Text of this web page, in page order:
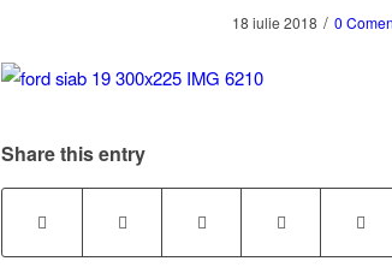
18 iulie 2018 / 0
Share this entry